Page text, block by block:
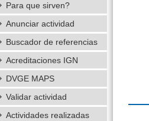
Para que sirven?
Anunciar actividad
Buscador de referencias
Acreditaciones IGN
DVGE MAPS
Validar actividad
Actividades realizadas